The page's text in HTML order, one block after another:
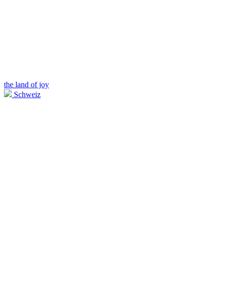
the land of joy
Schweiz